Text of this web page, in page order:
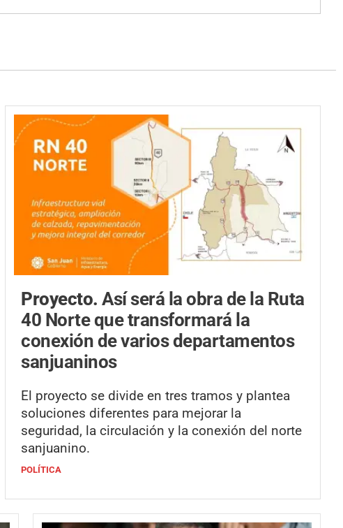
Proyecto.Así será la obra de la Ruta
40 Norte que transformará la
conexión de varios departamentos
sanjuaninos
El proyecto se divide en tres tramos y plantea
soluciones diferentes para mejorar la
seguridad, la circulación y la conexión del norte
sanjuanino.
POLÍTICA